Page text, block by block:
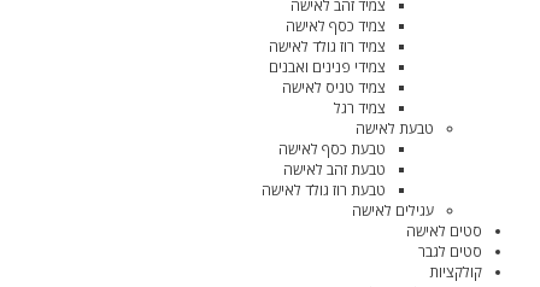
צמיד זהב לאישה
צמיד כסף לאישה
צמיד רוז גולד לאישה
צמידי פנינים ואבנים
צמיד טניס לאישה
צמיד רגל
טבעת לאישה
טבעת כסף לאישה
טבעת זהב לאישה
טבעת רוז גולד לאישה
עגילים לאישה
סטים לאישה
סטים לגבר
קולקציות